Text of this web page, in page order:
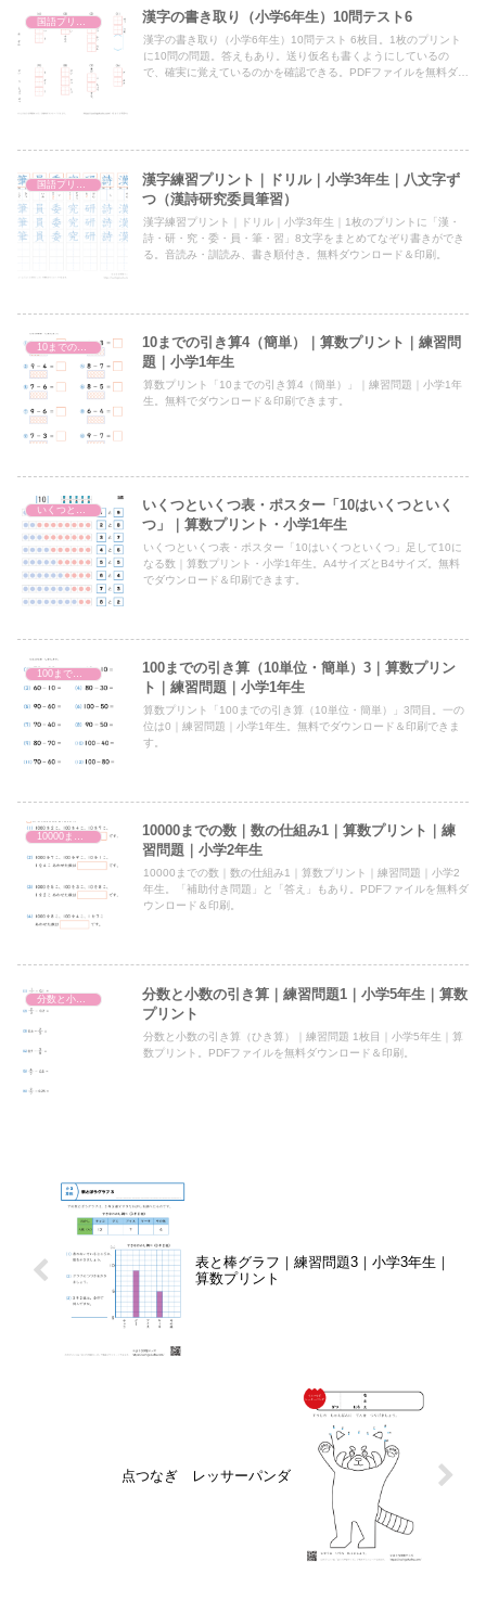
国語プリント 漢字の書き取り（小学6年生）10問テスト6
漢字の書き取り（小学6年生）10問テスト 6枚目。1枚のプリント
に10問の問題。答えもあり。送り仮名も書くようにしているの
で、確実に覚えているのかを確認できる。PDFファイルを無料ダウ
国語プリント
漢字練習プリント｜ドリル｜小学3年生｜八文字ず
つ（漢詩研究委員筆習）
漢字練習プリント｜ドリル｜小学3年生｜1枚のプリントに「漢・
詩・研・究・委・員・筆・習」8文字をまとめてなぞり書きができ
る。音読み・訓読み、書き順付き。無料ダウンロード＆印刷。
10までの引き算
10までの引き算4（簡単）｜算数プリント｜練習問
題｜小学1年生
算数プリント「10までの引き算4（簡単）」｜練習問題｜小学1年
生。無料でダウンロード＆印刷できます。
いくつといくつ
いくつといくつ表・ポスター「10はいくつといく
つ」｜算数プリント・小学1年生
いくつといくつ表・ポスター「10はいくつといくつ」足して10に
なる数｜算数プリント・小学1年生。A4サイズとB4サイズ。無料
でダウンロード＆印刷できます。
100までの引き算（10単位・簡単）3｜算数プリン
ト｜練習問題｜小学1年生
算数プリント「100までの引き算（10単位・簡単）」3問目。一の
位は0｜練習問題｜小学1年生。無料でダウンロード＆印刷できま
す。
10000までの数｜数の仕組み1｜算数プリント｜練
習問題｜小学2年生
10000までの数｜数の仕組み1｜算数プリント｜練習問題｜小学2
年生。「補助付き問題」と「答え」もあり。PDFファイルを無料ダ
ウンロード＆印刷。
分数と小数の引き算｜練習問題1｜小学5年生｜算数
プリント
分数と小数の引き算（ひき算）｜練習問題 1枚目｜小学5年生｜算
数プリント。PDFファイルを無料ダウンロード＆印刷。
表と棒グラフ｜練習問題3｜小学3年生｜
算数プリント
点つなぎ レッサーパンダ